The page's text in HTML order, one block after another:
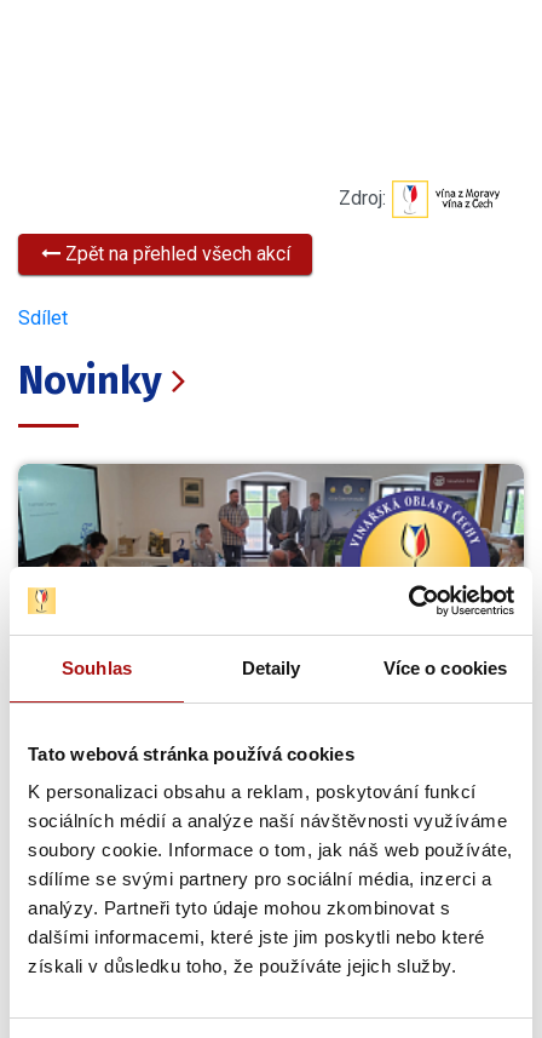
Souhlas Detaily Více o cookies
Tato webová stránka používá cookies
K personalizaci obsahu a reklam, poskytování funkcí
sociálních médií a analýze naší návštěvnosti využíváme
soubory cookie. Informace o tom, jak náš web používáte,
sdílíme se svými partnery pro sociální média, inzerci a
analýzy. Partneři tyto údaje mohou zkombinovat s
dalšími informacemi, které jste jim poskytli nebo které
získali v důsledku toho, že používáte jejich služby.
Zdroj:
Zpět na přehled všech akcí
Sdílet
Novinky
Národní soutěž vín zahájila letošní sezónu opět hodnocením
vín z vinařské oblasti Čechy. Titul Šampiona a zároveň…
31. 7. 2026
NVC